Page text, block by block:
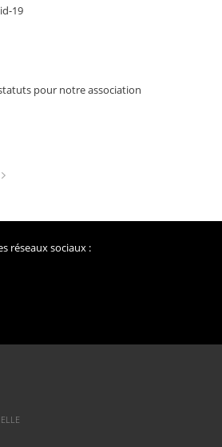
19
pour notre association
réseaux sociaux :